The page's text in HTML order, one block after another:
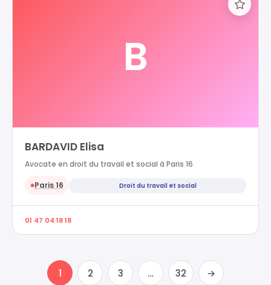
B
BARDAVID Elisa
Avocate en droit du travail et social à Paris 16
●Paris 16 Droit du travail et social
01 47 04 18 18
1 2 3 … 32 →